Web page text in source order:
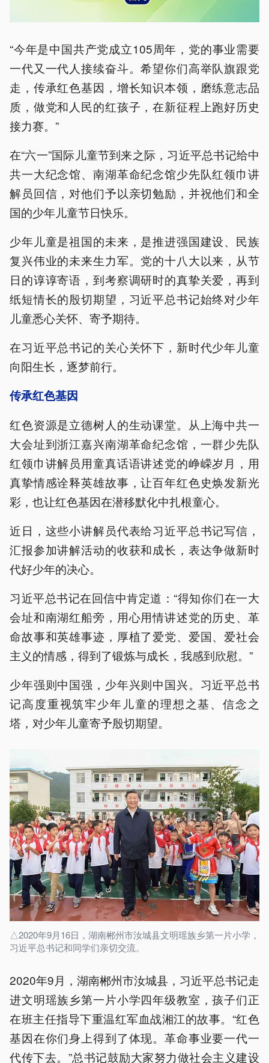
“今年是中国共产党成立105周年，党的事业需要
一代又一代人接续奋斗。希望你们高举队旗跟党
走，传承红色基因，增长知识本领，磨练意志品
质，做党和人民的红孩子，在新征程上跑好历史
接力赛。”
在“六一”国际儿童节到来之际，习近平总书记给中
共一大纪念馆、南湖革命纪念馆少先队红领巾讲
解员回信，对他们予以亲切勉励，并祝他们和全
国的少年儿童节日快乐。
少年儿童是祖国的未来，是推进强国建设、民族
复兴伟业的未来生力军。党的十八大以来，从节
日的谆谆寄语，到考察调研时的真挚关爱，再到
纸短情长的殷切期望，习近平总书记始终对少年
儿童悉心关怀、寄予期待。
在习近平总书记的关心关怀下，新时代少年儿童
向阳生长，逐梦前行。
传承红色基因
红色资源是立德树人的生动课堂。从上海中共一
大会址到浙江嘉兴南湖革命纪念馆，一群少先队
红领巾讲解员用童真话语讲述党的峥嵘岁月，用
真挚情感诠释英雄故事，让百年红色史焕发新光
彩，也让红色基因在潜移默化中扎根童心。
近日，这些小讲解员代表给习近平总书记写信，
汇报参加讲解活动的收获和成长，表达争做新时
代好少年的决心。
习近平总书记在回信中肯定道：“得知你们在一大
会址和南湖红船旁，用心用情讲述党的历史、革
命故事和英雄事迹，厚植了爱党、爱国、爱社会
主义的情感，得到了锻炼与成长，我感到欣慰。”
少年强则中国强，少年兴则中国兴。习近平总书
记高度重视筑牢少年儿童的理想之基、信念之
塔，对少年儿童寄予殷切期望。
△2020年9月16日，湖南郴州市汝城县文明瑶族乡第一片小学，
习近平总书记和同学们亲切交流。
2020年9月，湖南郴州市汝城县，习近平总书记走
进文明瑶族乡第一片小学四年级教室，孩子们正
在班主任指导下重温红军血战湘江的故事。“红色
基因在你们身上得到了体现。革命事业要一代一
代传下去。”总书记鼓励大家努力做社会主义建设